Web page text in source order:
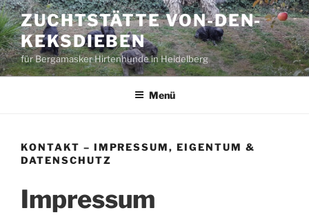
Zum
Inhalt
springen
ZUCHTSTÄTTE VON-DEN-
KEKSDIEBEN
für Bergamasker Hirtenhunde in Heidelberg
Menü
KONTAKT – IMPRESSUM, EIGENTUM &
DATENSCHUTZ
Impressum